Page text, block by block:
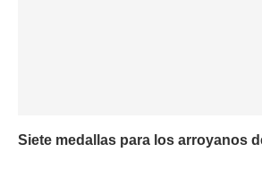
Siete medallas para los arroyanos